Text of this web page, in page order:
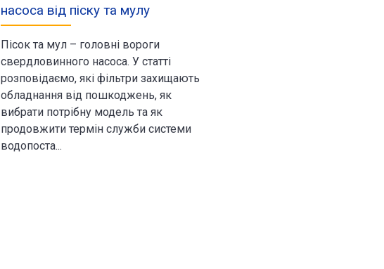
насоса від піску та мулу
Пісок та мул – головні вороги
свердловинного насоса. У статті
розповідаємо, які фільтри захищають
обладнання від пошкоджень, як
вибрати потрібну модель та як
продовжити термін служби системи
водопоста...